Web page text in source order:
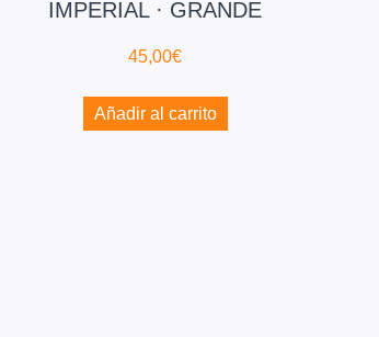
IMPERIAL · GRANDE
45,00€
Añadir al carrito